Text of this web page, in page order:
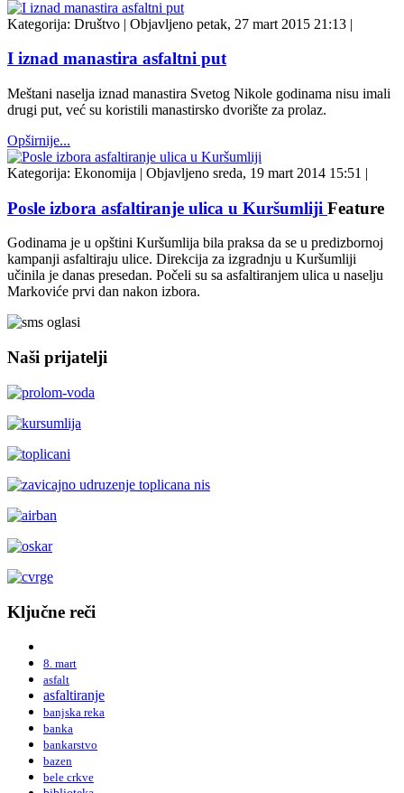
Kategorija: Društvo | Objavljeno petak, 27 mart 2015 21:13 |
I iznad manastira asfaltni put
Meštani naselja iznad manastira Svetog Nikole godinama nisu imali
drugi put, već su koristili manastirsko dvorište za prolaz.
Opširnije...
Kategorija: Ekonomija | Objavljeno sreda, 19 mart 2014 15:51 |
Posle izbora asfaltiranje ulica u Kuršumliji Feature
Godinama je u opštini Kuršumlija bila praksa da se u predizbornoj
kampanji asfaltiraju ulice. Direkcija za izgradnju u Kuršumliji
učinila je danas presedan. Počeli su sa asfaltiranjem ulica u naselju
Markoviće prvi dan nakon izbora.
Naši prijatelji
Ključne reči
8. mart
asfalt
asfaltiranje
banjska reka
banka
bankarstvo
bazen
bele crkve